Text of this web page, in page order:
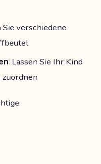
verschiedene
: Lassen Sie Ihr Kind
zuordnen